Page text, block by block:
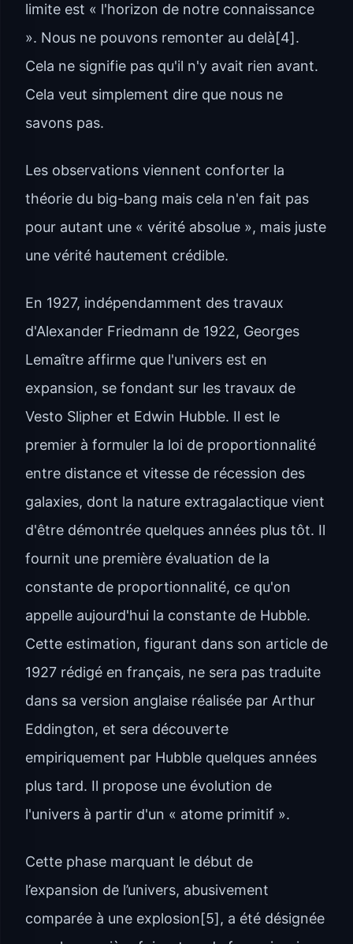
limite est « l'horizon de notre connaissance
». Nous ne pouvons remonter au delà[4].
Cela ne signifie pas qu'il n'y avait rien avant.
Cela veut simplement dire que nous ne
savons pas.
Les observations viennent conforter la
théorie du big-bang mais cela n'en fait pas
pour autant une « vérité absolue », mais juste
une vérité hautement crédible.
En 1927, indépendamment des travaux
d'Alexander Friedmann de 1922, Georges
Lemaître affirme que l'univers est en
expansion, se fondant sur les travaux de
Vesto Slipher et Edwin Hubble. Il est le
premier à formuler la loi de proportionnalité
entre distance et vitesse de récession des
galaxies, dont la nature extragalactique vient
d'être démontrée quelques années plus tôt. Il
fournit une première évaluation de la
constante de proportionnalité, ce qu'on
appelle aujourd'hui la constante de Hubble.
Cette estimation, figurant dans son article de
1927 rédigé en français, ne sera pas traduite
dans sa version anglaise réalisée par Arthur
Eddington, et sera découverte
empiriquement par Hubble quelques années
plus tard. Il propose une évolution de
l'univers à partir d'un « atome primitif ».
Cette phase marquant le début de
l’expansion de l’univers, abusivement
comparée à une explosion[5], a été désignée